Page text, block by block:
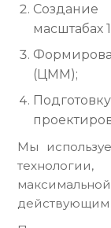
масштабах
(ЦММ);
Мы
действующим